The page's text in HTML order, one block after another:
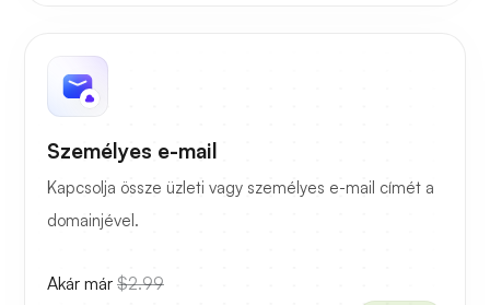
Személyes e-mail
Kapcsolja össze üzleti vagy személyes e-mail címét a
domainjével.
Akár már $2.99